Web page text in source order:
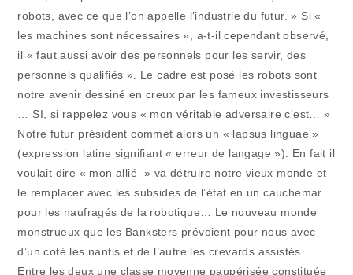
robots, avec ce que l’on appelle l’industrie du futur. » Si «
les machines sont nécessaires », a-t-il cependant observé,
il « faut aussi avoir des personnels pour les servir, des
personnels qualifiés ». Le cadre est posé les robots sont
notre avenir dessiné en creux par les fameux investisseurs
… SI, si rappelez vous « mon véritable adversaire c’est… »
Notre futur président commet alors un « lapsus linguae »
(expression latine signifiant « erreur de langage »). En fait il
voulait dire « mon allié » va détruire notre vieux monde et
le remplacer avec les subsides de l’état en un cauchemar
pour les naufragés de la robotique… Le nouveau monde
monstrueux que les Banksters prévoient pour nous avec
d’un coté les nantis et de l’autre les crevards assistés.
Entre les deux une classe moyenne paupérisée constituée